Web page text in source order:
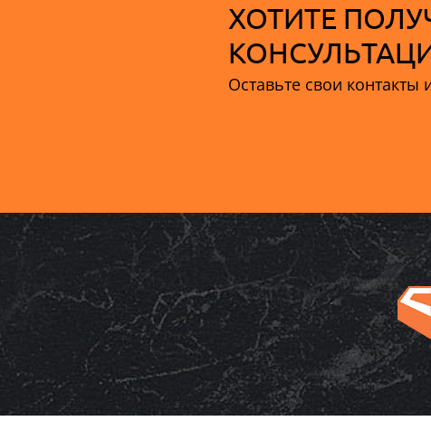
ХОТИТЕ
Оставьте свои